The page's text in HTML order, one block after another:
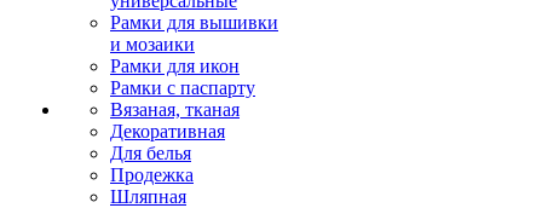
Рамки для вышивки
и мозаики
Рамки для икон
Рамки с паспарту
Вязаная, тканая
Декоративная
Для белья
Продежка
Шляпная